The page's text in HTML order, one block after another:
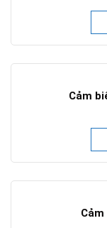
Cảm